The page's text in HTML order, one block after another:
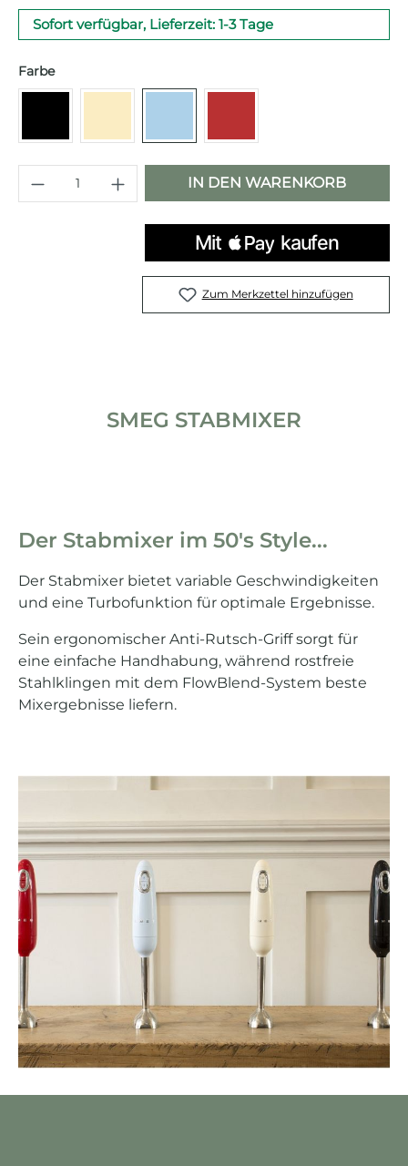
Sofort verfügbar, Lieferzeit: 1-3 Tage
Farbeauswählen
Produkt Anzahl: Gib den
IN DEN WARENKORB
Zum Merkzettel hinzufügen
SMEG STABMIXER
Der Stabmixer im 50's Style...
Der Stabmixer bietet variable Geschwindigkeiten
und eine Turbofunktion für optimale Ergebnisse.
Sein ergonomischer Anti-Rutsch-Griff sorgt für
eine einfache Handhabung, während rostfreie
Stahlklingen mit dem FlowBlend-System beste
Mixergebnisse liefern.